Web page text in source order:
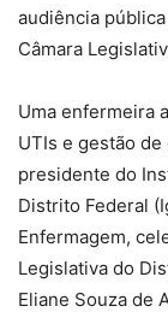
audiência
Câmara
Uma enfermeira
UTIs e gestão
presidente do
Distrito Federal
Enfermagem,
Legislativa do
Eliane Souza de